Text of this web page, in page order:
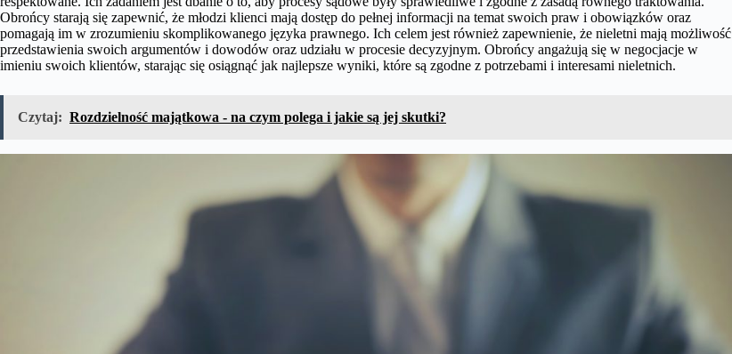
Obrońcy starają się zapewnić, że młodzi klienci mają dostęp do pełnej informacji na temat swoich praw i obowiązków oraz
pomagają im w zrozumieniu skomplikowanego języka prawnego. Ich celem jest również zapewnienie, że nieletni mają możliwość
przedstawienia swoich argumentów i dowodów oraz udziału w procesie decyzyjnym. Obrońcy angażują się w negocjacje w
imieniu swoich klientów, starając się osiągnąć jak najlepsze wyniki, które są zgodne z potrzebami i interesami nieletnich.
Czytaj: Rozdzielność majątkowa - na czym polega i jakie są jej skutki?